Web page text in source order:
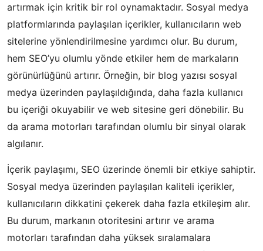
artırmak için kritik bir rol oynamaktadır. Sosyal medya
platformlarında paylaşılan içerikler, kullanıcıların web
sitelerine yönlendirilmesine yardımcı olur. Bu durum,
hem SEO’yu olumlu yönde etkiler hem de markaların
görünürlüğünü artırır. Örneğin, bir blog yazısı sosyal
medya üzerinden paylaşıldığında, daha fazla kullanıcı
bu içeriği okuyabilir ve web sitesine geri dönebilir. Bu
da arama motorları tarafından olumlu bir sinyal olarak
algılanır.
İçerik paylaşımı, SEO üzerinde önemli bir etkiye sahiptir.
Sosyal medya üzerinden paylaşılan kaliteli içerikler,
kullanıcıların dikkatini çekerek daha fazla etkileşim alır.
Bu durum, markanın otoritesini artırır ve arama
motorları tarafından daha yüksek sıralamalara